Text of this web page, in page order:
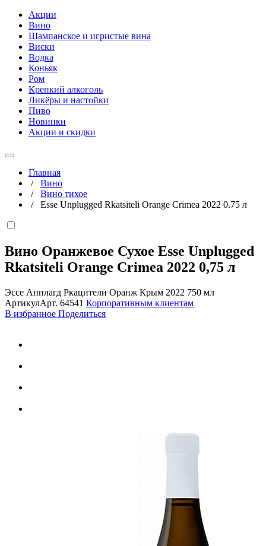
Акции
Вино
Шампанское и игристые вина
Виски
Водка
Коньяк
Ром
Крепкий алкоголь
Ликёры и настойки
Пиво
Новинки
Акции и скидки
Главная
/ Вино
/ Вино тихое
/ Esse Unplugged Rkatsiteli Orange Crimea 2022 0.75 л
Вино Оранжевое Сухое Esse Unplugged
Rkatsiteli Orange Crimea 2022 0,75 л
Эссе Анплагд Ркацители Оранж Крым 2022 750 мл
АртикулАрт. 64541 Корпоративным клиентам
В избранное Поделиться